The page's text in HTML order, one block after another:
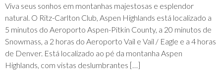
Viva seus sonhos em montanhas majestosas e esplendor
natural. O Ritz-Carlton Club, Aspen Highlands está localizado a
5 minutos do Aeroporto Aspen-Pitkin County, a 20 minutos de
Snowmass, a 2 horas do Aeroporto Vail e Vail / Eagle e a 4 horas
de Denver. Está localizado ao pé da montanha Aspen
Highlands, com vistas deslumbrantes […]